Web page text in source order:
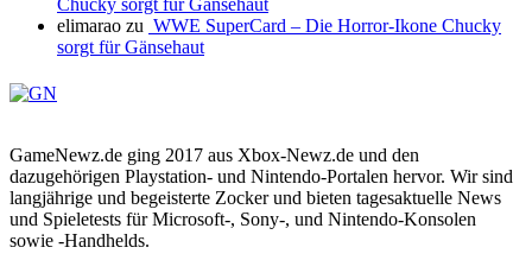
elimarao zu WWE SuperCard – Die Horror-Ikone Chucky
sorgt für Gänsehaut
GameNewz.de ging 2017 aus Xbox-Newz.de und den
dazugehörigen Playstation- und Nintendo-Portalen hervor. Wir sind
langjährige und begeisterte Zocker und bieten tagesaktuelle News
und Spieletests für Microsoft-, Sony-, und Nintendo-Konsolen
sowie -Handhelds.